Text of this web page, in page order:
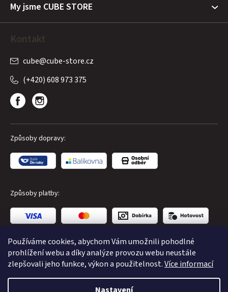
Používáme cookies, abychom Vám umožnili pohodlné
prohlížení webu a díky analýze provozu webu neustále
zlepšovali jeho funkce, výkon a použitelnost.Více informací
My jsme CUBE STORE
Kontakt
cube@cube-store.cz
(+420) 608 973 375
Způsoby dopravy:
Způsoby platby:
CUBE Store Karlovy Vary